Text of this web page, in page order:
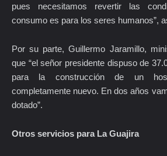
pues necesitamos revertir las
consumo es para los seres humanos”,
Por su parte, Guillermo Jaramillo,
que “el señor presidente dispuso de
para la construcción de un
completamente nuevo. En dos años
dotado”.
Otros servicios para La Guajira